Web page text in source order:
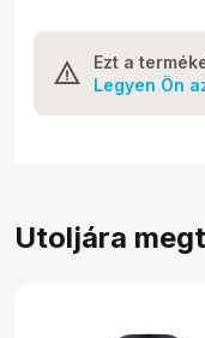
Ezt a
Legyen Ön
Utoljára